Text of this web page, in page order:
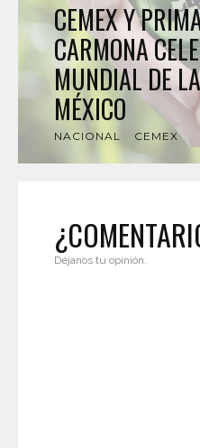
CEMEX Y
CARMONA
MUNDIAL DE
MÉXICO
NACIONAL CEMEX
Déjanos tu opinión.